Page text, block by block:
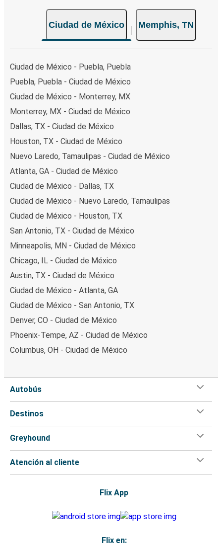
Ciudad de México Memphis, TN
Ciudad de México - Puebla, Puebla
Puebla, Puebla - Ciudad de México
Ciudad de México - Monterrey, MX
Monterrey, MX - Ciudad de México
Dallas, TX - Ciudad de México
Houston, TX - Ciudad de México
Nuevo Laredo, Tamaulipas - Ciudad de México
Atlanta, GA - Ciudad de México
Ciudad de México - Dallas, TX
Ciudad de México - Nuevo Laredo, Tamaulipas
Ciudad de México - Houston, TX
San Antonio, TX - Ciudad de México
Minneapolis, MN - Ciudad de México
Chicago, IL - Ciudad de México
Austin, TX - Ciudad de México
Ciudad de México - Atlanta, GA
Ciudad de México - San Antonio, TX
Denver, CO - Ciudad de México
Phoenix-Tempe, AZ - Ciudad de México
Columbus, OH - Ciudad de México
Autobús
Destinos
Greyhound
Atención al cliente
Flix App
Flix en: